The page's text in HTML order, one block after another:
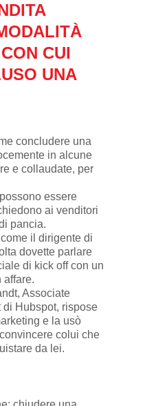
CUI
UNA
concludere una
in alcune
e collaudate, per
essere
ai venditori
pancia.
il dirigente di
dovette parlare
di kick off con un
affare.
Associate
di Hubspot, rispose
e la usò
colui che
da lei.